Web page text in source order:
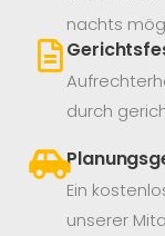
nachts
durch
Ein
unserer